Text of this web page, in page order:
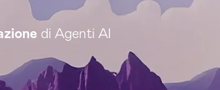
di Agenti AI